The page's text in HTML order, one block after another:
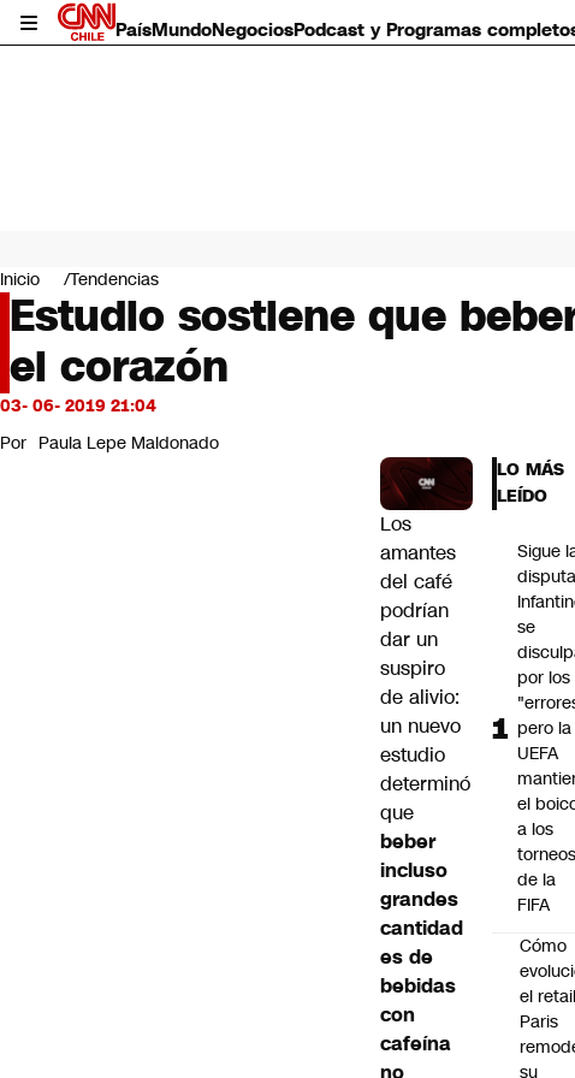
PaísMundoNegociosPodcast y Programas
Mundo
Negocios
Deportes
Programas completos
Cultura
Servicios
Bits
CNN Data
Inicio Tendencias
Estudio sostiene que
el corazón
03- 06- 2019 21:04
Por Paula Lepe Maldonado
Los
amantes
del café
podrían
dar un
suspiro
de alivio:
un nuevo
estudio
determinó
que
beber
incluso
grandes
cantidad
es de
bebidas
con
cafeína
no
LO MÁS
LEÍDO
Sigue
se
por los
pero la
UEFA
el
a los
torneos
de la
FIFA
Cómo
el
Paris
su